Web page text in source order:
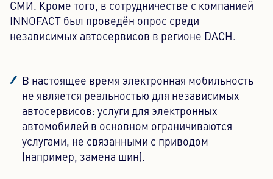
СМИ. Кроме того, в сотрудничестве с компанией
INNOFACT был проведён опрос среди
независимых автосервисов в регионе DACH.
В настоящее время электронная мобильность
не является реальностью для независимых
автосервисов: услуги для электронных
автомобилей в основном ограничиваются
услугами, не связанными с приводом
(например, замена шин).